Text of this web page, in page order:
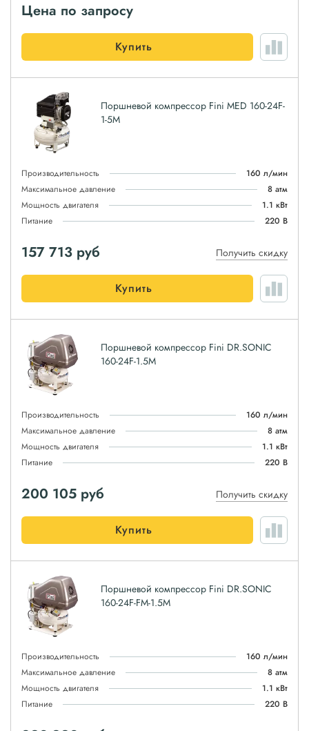
Цена по запросу
Купить
Поршневой компрессор Fini MED 160-24F-
1-5M
Производительность
160 л/мин
Максимальное давление
8 атм
Мощность двигателя
1.1 кВт
Питание
220 В
157 713 руб Получить скидку
Купить
Поршневой компрессор Fini DR.SONIC
160-24F-1.5M
Производительность
160 л/мин
Максимальное давление
8 атм
Мощность двигателя
1.1 кВт
Питание
220 В
200 105 руб Получить скидку
Купить
Поршневой компрессор Fini DR.SONIC
160-24F-FM-1.5M
Производительность
160 л/мин
Максимальное давление
8 атм
Мощность двигателя
1.1 кВт
Питание
220 В